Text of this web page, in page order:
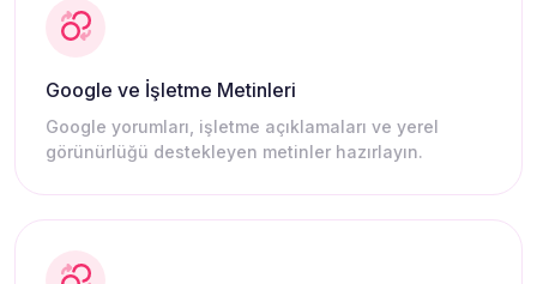
Google ve İşletme Metinleri
Google yorumları, işletme açıklamaları ve yerel
görünürlüğü destekleyen metinler hazırlayın.